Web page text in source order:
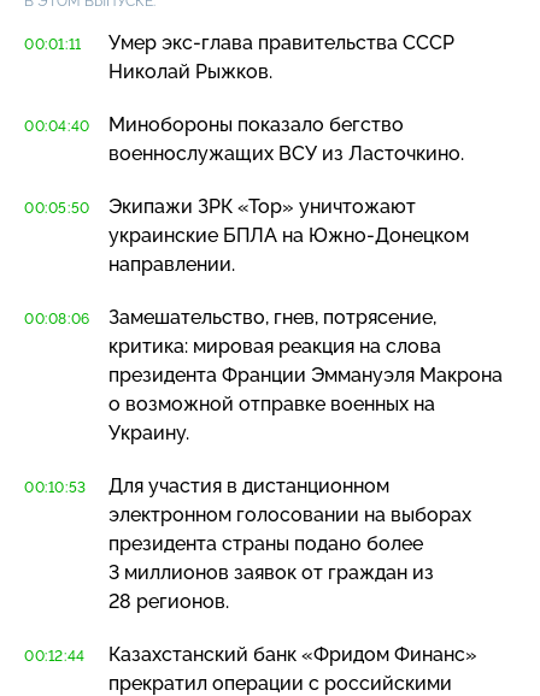
00:01:11 Умер экс-глава правительства СССР
Николай Рыжков.
00:04:40
Минобороны показало бегство
военнослужащих ВСУ из Ласточкино.
00:05:50
Экипажи ЗРК «Тор» уничтожают
украинские БПЛА на Южно-Донецком
направлении.
00:08:06
Замешательство, гнев, потрясение,
критика: мировая реакция на слова
президента Франции Эммануэля Макрона
о возможной отправке военных на
Украину.
00:10:53
Для участия в дистанционном
электронном голосовании на выборах
президента страны подано более
3 миллионов заявок от граждан из
28 регионов.
00:12:44
Казахстанский банк «Фридом Финанс»
прекратил операции с российскими